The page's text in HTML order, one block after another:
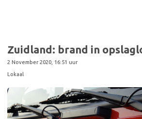
Zuidland: brand in
2 November 2020, 16:51 uur
Lokaal